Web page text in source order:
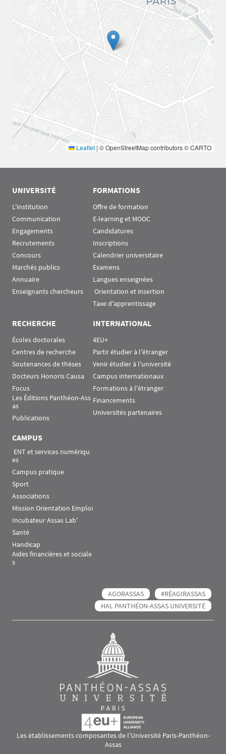
Leaflet | © OpenStreetMap contributors © CARTO
UNIVERSITÉ
L'institution
Communication
Engagements
Recrutements
Concours
Marchés publics
Annuaire
Enseignants chercheurs
FORMATIONS
Offre de formation
E-learning et MOOC
Candidatures
Inscriptions
Calendrier universitaire
Examens
Langues enseignées
Orientation et insertion
Taxe d'apprentissage
RECHERCHE
Écoles doctorales
Centres de recherche
Soutenances de thèses
Docteurs Honoris Causa
Focus
Les Éditions Panthéon-Ass
as
Publications
INTERNATIONAL
4EU+
Partir étudier à l'étranger
Venir étudier à l'université
Campus internationaux
Formations à l'étranger
Financements
Universités partenaires
CAMPUS
es
Campus pratique
Sport
Associations
Mission Orientation Emploi
Incubateur Assas Lab'
Santé
Handicap
Aides financières et sociale
s
AGORASSAS
#RÉAGIRASSAS
HAL PANTHÉON-ASSAS UNIVERSITÉ
Les établissements composantes de l’Université Paris-Panthéon-
Assas